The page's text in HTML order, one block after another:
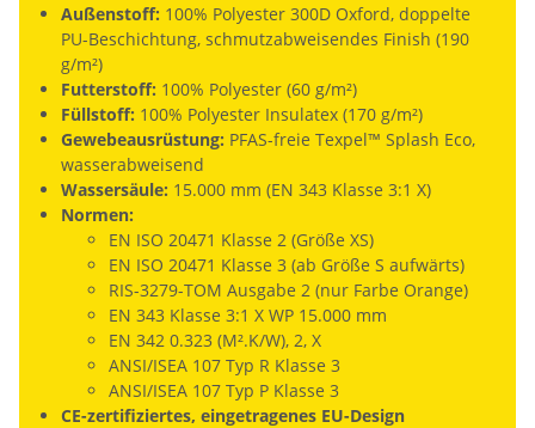
Außenstoff: 100% Polyester 300D Oxford, doppelte
PU-Beschichtung, schmutzabweisendes Finish (190
g/m²)
Futterstoff: 100% Polyester (60 g/m²)
Füllstoff: 100% Polyester Insulatex (170 g/m²)
Gewebeausrüstung: PFAS-freie Texpel™ Splash Eco,
wasserabweisend
Wassersäule: 15.000 mm (EN 343 Klasse 3:1 X)
Normen:
EN ISO 20471 Klasse 2 (Größe XS)
EN ISO 20471 Klasse 3 (ab Größe S aufwärts)
RIS-3279-TOM Ausgabe 2 (nur Farbe Orange)
EN 343 Klasse 3:1 X WP 15.000 mm
EN 342 0.323 (M².K/W), 2, X
ANSI/ISEA 107 Typ R Klasse 3
ANSI/ISEA 107 Typ P Klasse 3
CE-zertifiziertes, eingetragenes EU-Design